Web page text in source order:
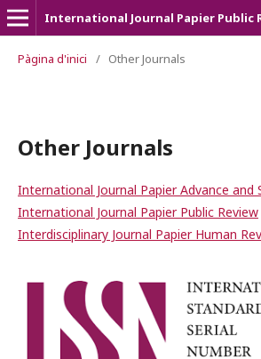
International Journal Papier Public
Pàgina d'inici / Other Journals
Other Journals
International Journal Papier Advance and
International Journal Papier Public Review
Interdisciplinary Journal Papier Human